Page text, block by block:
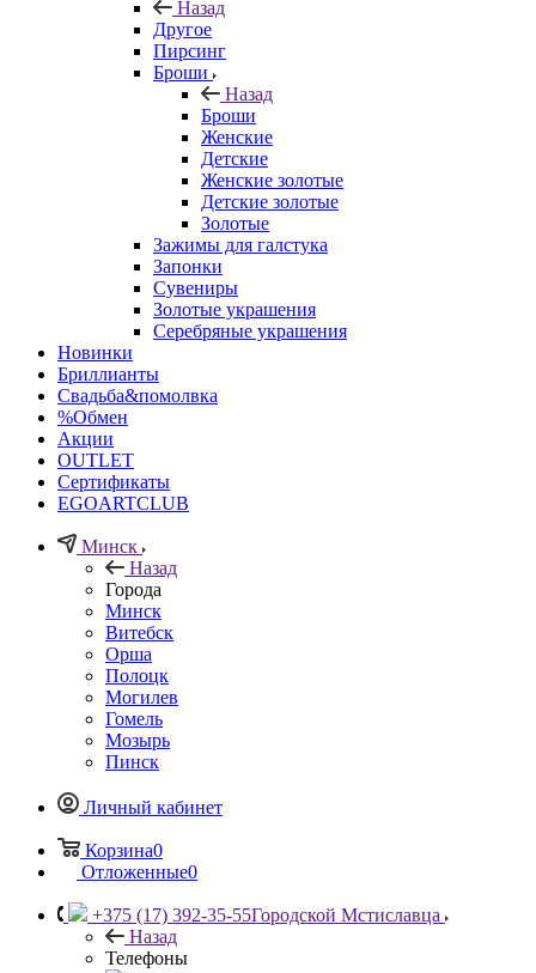
Назад
Другое
Пирсинг
Броши
Назад
Броши
Женские
Детские
Женские золотые
Детские золотые
Золотые
Зажимы для галстука
Запонки
Сувениры
Золотые украшения
Серебряные украшения
Новинки
Бриллианты
Свадьба&помолвка
%Обмен
Акции
OUTLET
Сертификаты
EGOARTCLUB
Минск
Назад
Города
Минск
Витебск
Орша
Полоцк
Могилев
Гомель
Мозырь
Пинск
Личный кабинет
Корзина0
Отложенные0
+375 (17) 392-35-55Городской Мстиславца
Назад
Телефоны